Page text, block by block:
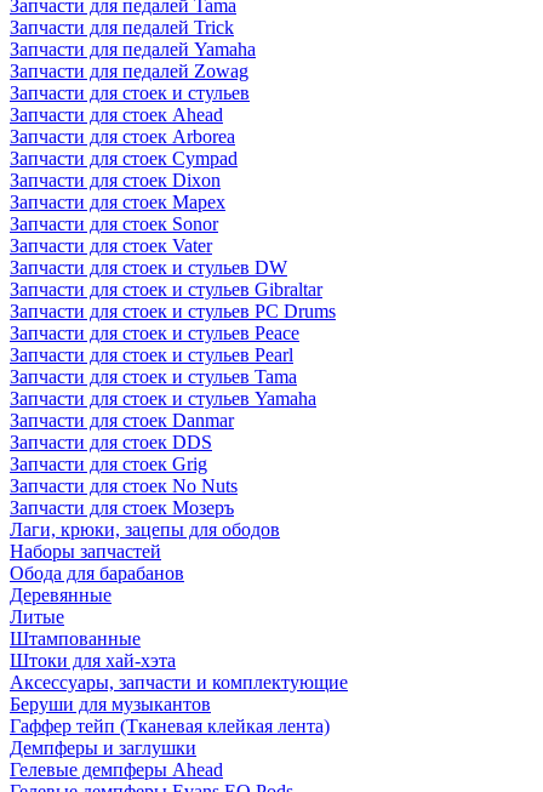
Запчасти для педалей Tama
Запчасти для педалей Trick
Запчасти для педалей Yamaha
Запчасти для педалей Zowag
Запчасти для стоек и стульев
Запчасти для стоек Ahead
Запчасти для стоек Arborea
Запчасти для стоек Cympad
Запчасти для стоек Dixon
Запчасти для стоек Mapex
Запчасти для стоек Sonor
Запчасти для стоек Vater
Запчасти для стоек и стульев DW
Запчасти для стоек и стульев Gibraltar
Запчасти для стоек и стульев PC Drums
Запчасти для стоек и стульев Peace
Запчасти для стоек и стульев Pearl
Запчасти для стоек и стульев Tama
Запчасти для стоек и стульев Yamaha
Запчасти для стоек Danmar
Запчасти для стоек DDS
Запчасти для стоек Grig
Запчасти для стоек No Nuts
Запчасти для стоек Мозеръ
Лаги, крюки, зацепы для ободов
Наборы запчастей
Обода для барабанов
Деревянные
Литые
Штампованные
Штоки для хай-хэта
Аксессуары, запчасти и комплектующие
Беруши для музыкантов
Гаффер тейп (Тканевая клейкая лента)
Демпферы и заглушки
Гелевые демпферы Ahead